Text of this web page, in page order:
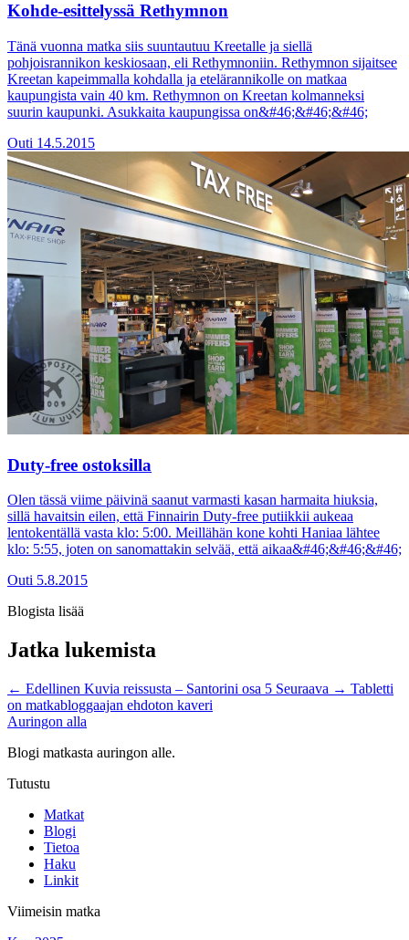
Kohde-esittelyssä Rethymnon
Tänä vuonna matka siis suuntautuu Kreetalle ja siellä
pohjoisrannikon keskiosaan, eli Rethymnoniin. Rethymnon sijaitsee
Kreetan kapeimmalla kohdalla ja etelärannikolle on matkaa
kaupungista vain 40 km. Rethymnon on Kreetan kolmanneksi
suurin kaupunki. Asukkaita kaupungissa on&#46;&#46;&#46;
Outi 14.5.2015
Duty-free ostoksilla
Olen tässä viime päivinä saanut varmasti kasan harmaita hiuksia,
sillä havaitsin eilen, että Finnairin Duty-free putiikkii aukeaa
lentokentällä vasta klo: 5:00. Meillähän kone kohti Haniaa lähtee
klo: 5:55, joten on sanomattakin selvää, että aikaa&#46;&#46;&#46;
Outi 5.8.2015
Blogista lisää
Jatka lukemista
← Edellinen Kuvia reissusta – Santorini osa 5 Seuraava → Tabletti
on matkabloggaajan ehdoton kaveri
Auringon alla
Blogi matkasta auringon alle.
Tutustu
Matkat
Blogi
Tietoa
Haku
Linkit
Viimeisin matka